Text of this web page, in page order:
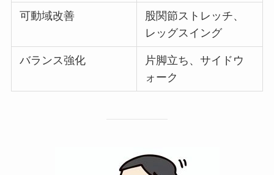
可動域改善
股関節ストレッチ、
レッグスイング
バランス強化
片脚立ち、サイドウ
ォーク